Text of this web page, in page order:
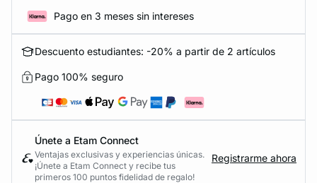
Pago en 3 meses sin intereses
Descuento estudiantes: -20% a partir de 2 artículos
Pago 100% seguro
Únete a Etam Connect
Ventajas exclusivas y experiencias únicas.
¡Únete a Etam Connect y recibe tus
primeros 100 puntos fidelidad de regalo!
Registrarme ahora